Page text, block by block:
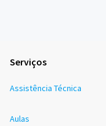
Serviços
Assistência Técnica
Aulas